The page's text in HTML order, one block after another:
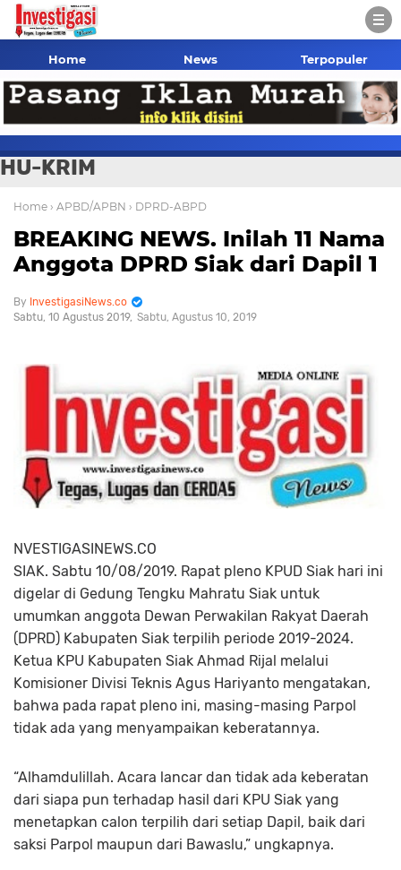
Home News Terpopuler
HU-KRIM
Home › APBD/APBN › DPRD-ABPD
BREAKING NEWS. Inilah 11 Nama
Anggota DPRD Siak dari Dapil 1
InvestigasiNews.co
Sabtu, 10 Agustus 2019 Sabtu, Agustus 10, 2019
NVESTIGASINEWS.CO
SIAK. Sabtu 10/08/2019. Rapat pleno KPUD Siak hari ini
digelar di Gedung Tengku Mahratu Siak untuk
umumkan anggota Dewan Perwakilan Rakyat Daerah
(DPRD) Kabupaten Siak terpilih periode 2019-2024.
Ketua KPU Kabupaten Siak Ahmad Rijal melalui
Komisioner Divisi Teknis Agus Hariyanto mengatakan,
bahwa pada rapat pleno ini, masing-masing Parpol
tidak ada yang menyampaikan keberatannya.
“Alhamdulillah. Acara lancar dan tidak ada keberatan
dari siapa pun terhadap hasil dari KPU Siak yang
menetapkan calon terpilih dari setiap Dapil, baik dari
saksi Parpol maupun dari Bawaslu,” ungkapnya.